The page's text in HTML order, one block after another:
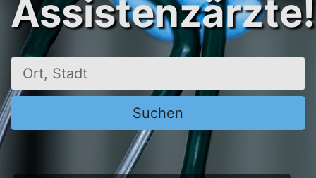
Assistenzärzte!
Ort, Stadt
Suchen